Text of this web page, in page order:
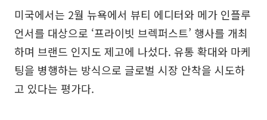
미국에서는 2월 뉴욕에서 뷰티 에디터와 메가 인플루
언서를 대상으로 ‘프라이빗 브렉퍼스트’ 행사를 개최
하며 브랜드 인지도 제고에 나섰다. 유통 확대와 마케
팅을 병행하는 방식으로 글로벌 시장 안착을 시도하
고 있다는 평가다.